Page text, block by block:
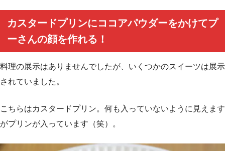
カスタードプリンにココアパウダーをかけてプ
ーさんの顔を作れる！
料理の展示はありませんでしたが、いくつかのスイーツは展示
されていました。
こちらはカスタードプリン。何も入っていないように見えます
がプリンが入っています（笑）。